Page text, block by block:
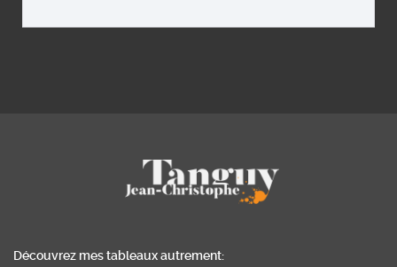
Découvrez mes tableaux autrement: